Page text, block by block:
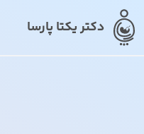
دکتر یکتا پارسا